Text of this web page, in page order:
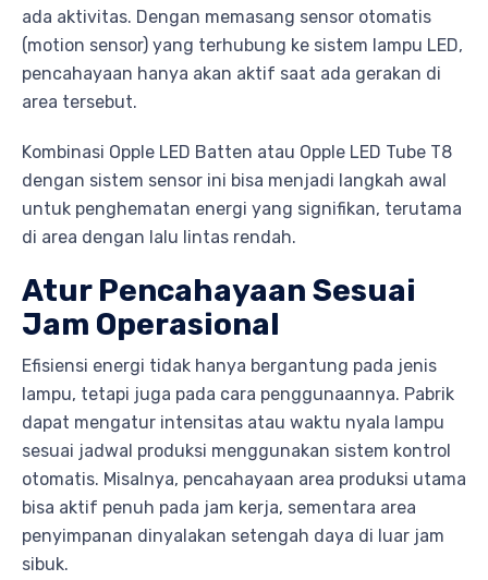
ada aktivitas. Dengan memasang sensor otomatis
(motion sensor) yang terhubung ke sistem lampu LED,
pencahayaan hanya akan aktif saat ada gerakan di
area tersebut.
Kombinasi Opple LED Batten atau Opple LED Tube T8
dengan sistem sensor ini bisa menjadi langkah awal
untuk penghematan energi yang signifikan, terutama
di area dengan lalu lintas rendah.
Atur Pencahayaan Sesuai
Jam Operasional
Efisiensi energi tidak hanya bergantung pada jenis
lampu, tetapi juga pada cara penggunaannya. Pabrik
dapat mengatur intensitas atau waktu nyala lampu
sesuai jadwal produksi menggunakan sistem kontrol
otomatis. Misalnya, pencahayaan area produksi utama
bisa aktif penuh pada jam kerja, sementara area
penyimpanan dinyalakan setengah daya di luar jam
sibuk.